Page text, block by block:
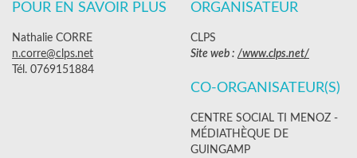
POUR EN SAVOIR PLUS
Nathalie CORRE
n.corre@clps.net
Tél. 0769151884
ORGANISATEUR
CLPS
Site web : /www.clps.net/
CO-ORGANISATEUR(S)
CENTRE SOCIAL TI MENOZ -
MÉDIATHÈQUE DE
GUINGAMP